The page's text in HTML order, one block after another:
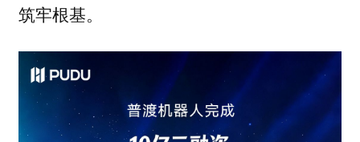
筑牢根基。